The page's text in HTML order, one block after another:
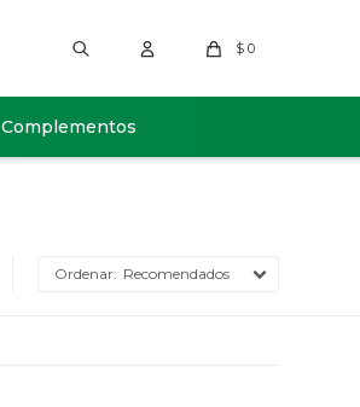
Complementos
$ 0
Recomendados